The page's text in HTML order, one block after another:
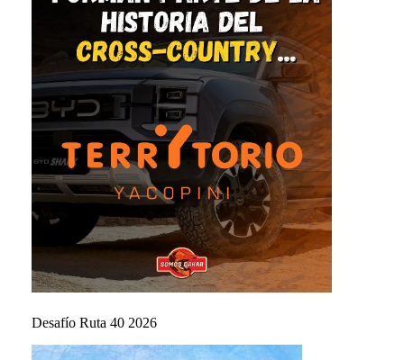
Desafío Ruta 40 2026